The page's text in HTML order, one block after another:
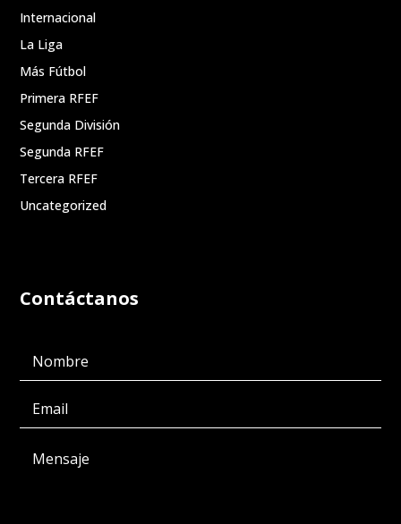
Internacional
La Liga
Más Fútbol
Primera RFEF
Segunda División
Segunda RFEF
Tercera RFEF
Uncategorized
Contáctanos